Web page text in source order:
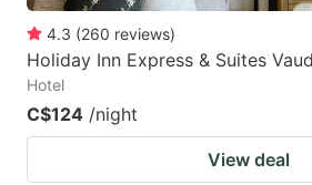
4.3 (260 reviews)
Holiday Inn Express & Suites
Hotel
C$124 /night
View deal